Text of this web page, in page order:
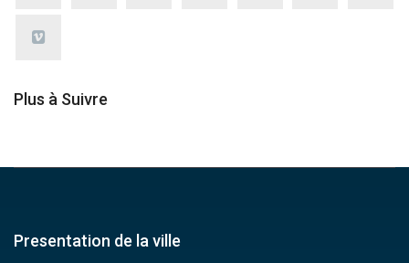
Plus à Suivre
Presentation de la ville